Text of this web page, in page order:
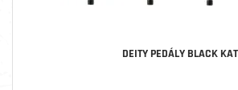
DEITY PEDÁLY BLACK KAT